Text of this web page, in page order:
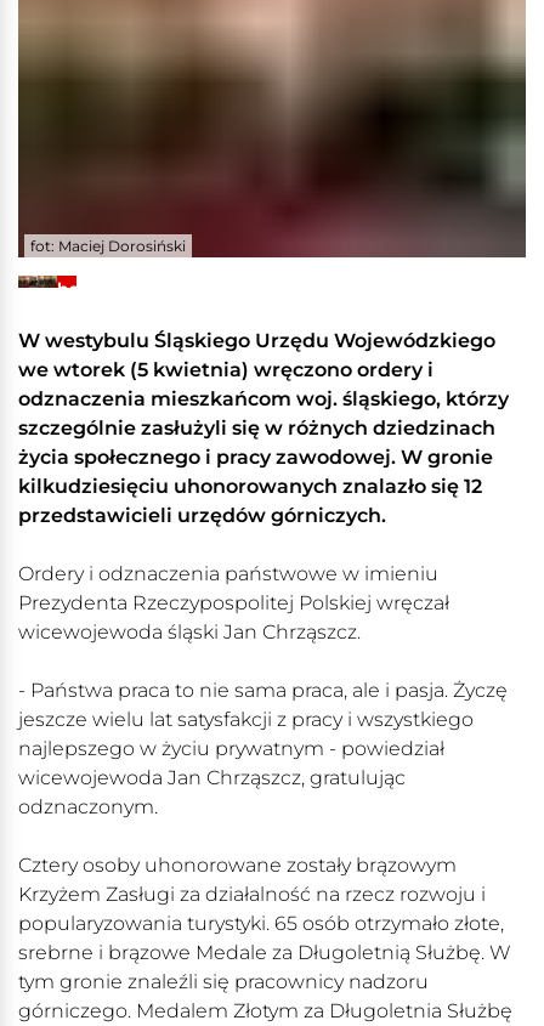
fot: Maciej Dorosiński
+11
Zobacz
W westybulu Śląskiego Urzędu Wojewódzkiego
we wtorek (5 kwietnia) wręczono ordery i
odznaczenia mieszkańcom woj. śląskiego, którzy
szczególnie zasłużyli się w różnych dziedzinach
życia społecznego i pracy zawodowej. W gronie
kilkudziesięciu uhonorowanych znalazło się 12
przedstawicieli urzędów górniczych.
Ordery i odznaczenia państwowe w imieniu
Prezydenta Rzeczypospolitej Polskiej wręczał
wicewojewoda śląski Jan Chrząszcz.
- Państwa praca to nie sama praca, ale i pasja. Życzę
jeszcze wielu lat satysfakcji z pracy i wszystkiego
najlepszego w życiu prywatnym - powiedział
wicewojewoda Jan Chrząszcz, gratulując
odznaczonym.
Cztery osoby uhonorowane zostały brązowym
Krzyżem Zasługi za działalność na rzecz rozwoju i
popularyzowania turystyki. 65 osób otrzymało złote,
srebrne i brązowe Medale za Długoletnią Służbę. W
tym gronie znaleźli się pracownicy nadzoru
górniczego. Medalem Złotym za Długoletnia Służbę